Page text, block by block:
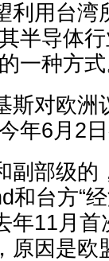
利用台湾
半导体
一种方
斯对欧洲
年6月2
副部级的
台方“
年11月首
原因是欧